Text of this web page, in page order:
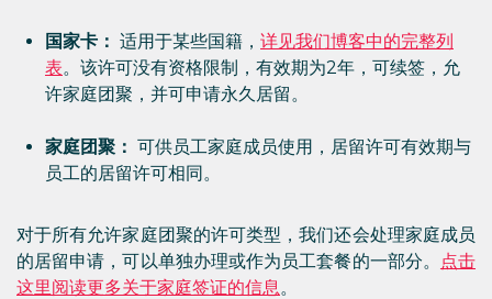
国家卡： 适用于某些国籍， 详见我们博客中的完整列
表。该许可没有资格限制，有效期为2年，可续签，允
许家庭团聚，并可申请永久居留。
家庭团聚： 可供员工家庭成员使用，居留许可有效期与
员工的居留许可相同。
对于所有允许家庭团聚的许可类型，我们还会处理家庭成员
的居留申请，可以单独办理或作为员工套餐的一部分。
点击
这里阅读更多关于家庭签证的信息。